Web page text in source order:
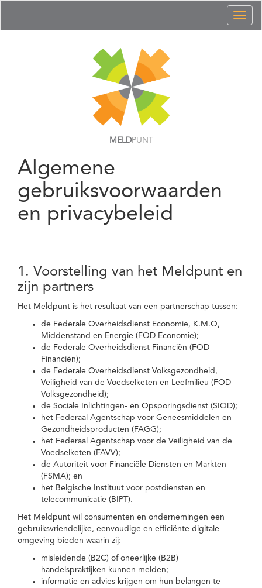
MELDPUNT
Algemene
gebruiksvoorwaarden
en privacybeleid
1. Voorstelling van het Meldpunt en
zijn partners
Het Meldpunt is het resultaat van een partnerschap tussen:
de Federale Overheidsdienst Economie, K.M.O,
Middenstand en Energie (FOD Economie);
de Federale Overheidsdienst Financiën (FOD
Financiën);
de Federale Overheidsdienst Volksgezondheid,
Veiligheid van de Voedselketen en Leefmilieu (FOD
Volksgezondheid);
de Sociale Inlichtingen- en Opsporingsdienst (SIOD);
het Federaal Agentschap voor Geneesmiddelen en
Gezondheidsproducten (FAGG);
het Federaal Agentschap voor de Veiligheid van de
Voedselketen (FAVV);
de Autoriteit voor Financiële Diensten en Markten
(FSMA); en
het Belgische Instituut voor postdiensten en
telecommunicatie (BIPT).
Het Meldpunt wil consumenten en ondernemingen een
gebruiksvriendelijke, eenvoudige en efficiënte digitale
omgeving bieden waarin zij:
misleidende (B2C) of oneerlijke (B2B)
handelspraktijken kunnen melden;
informatie en advies krijgen om hun belangen te